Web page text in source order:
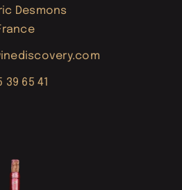
Desmons
39 65 41